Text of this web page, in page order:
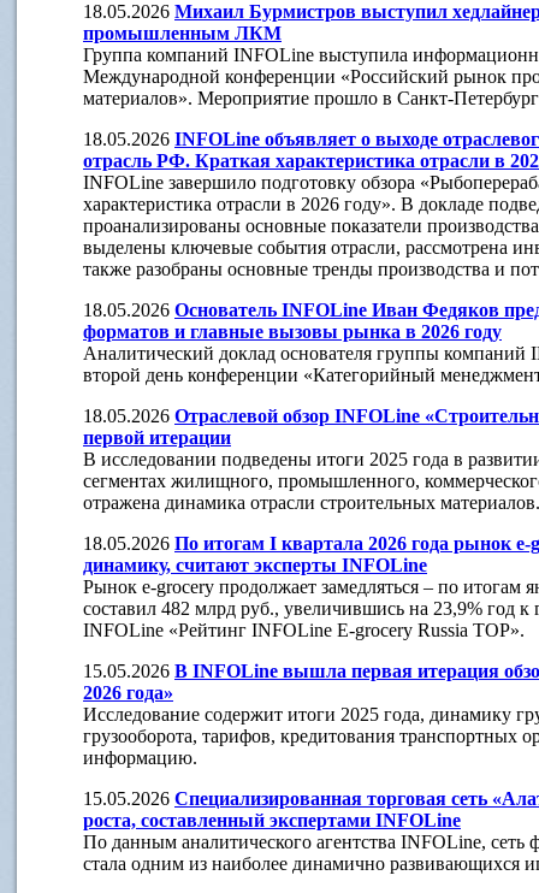
18.05.2026 Михаил Бурмистров выступил
промышленным ЛКМ
Группа компаний INFOLine выступила
Международной конференции «Российский рынок
материалов». Мероприятие прошло в Санкт-
18.05.2026 INFOLine объявляет о выходе
отрасль РФ. Краткая характеристика отрасли в
INFOLine завершило подготовку обзора
характеристика отрасли в 2026 году». В докладе
проанализированы основные показатели
выделены ключевые события отрасли, рассмотрена
также разобраны основные тренды производства и
18.05.2026 Основатель INFOLine Иван Федяков
форматов и главные вызовы рынка в 2026 году
Аналитический доклад основателя группы компаний
второй день конференции «Категорийный
18.05.2026 Отраслевой обзор INFOLine
первой итерации
В исследовании подведены итоги 2025 года в
сегментах жилищного, промышленного,
отражена динамика отрасли строительных материалов.
18.05.2026 По итогам I квартала 2026 года рынок
динамику, считают эксперты INFOLine
Рынок e-grocery продолжает замедляться – по итогам
составил 482 млрд руб., увеличившись на 23,9% год к
INFOLine «Рейтинг INFOLine E-grocery Russia TOP».
15.05.2026 В INFOLine вышла первая итерация
2026 года»
Исследование содержит итоги 2025 года, динамику
грузооборота, тарифов, кредитования транспортных
информацию.
15.05.2026 Специализированная торговая сеть
роста, составленный экспертами INFOLine
По данным аналитического агентства INFOLine,
стала одним из наиболее динамично развивающихся